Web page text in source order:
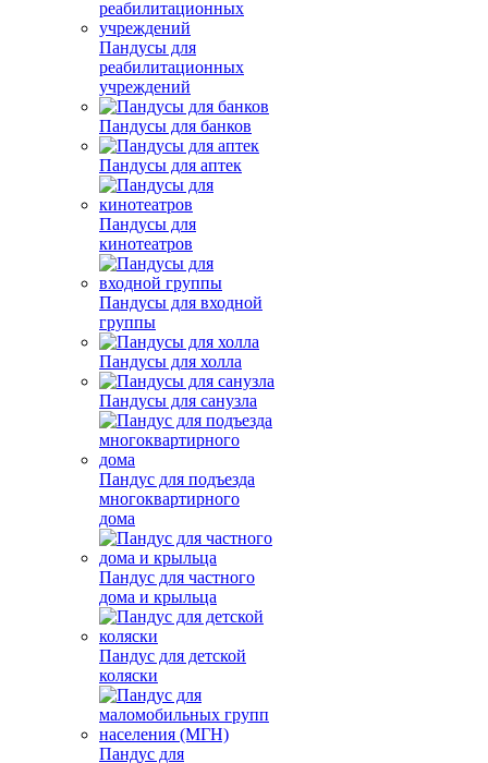
Пандусы для
реабилитационных
учреждений
Пандусы для банков
Пандусы для аптек
Пандусы для
кинотеатров
Пандусы для входной
группы
Пандусы для холла
Пандусы для санузла
Пандус для подъезда
многоквартирного
дома
Пандус для частного
дома и крыльца
Пандус для детской
коляски
Пандус для